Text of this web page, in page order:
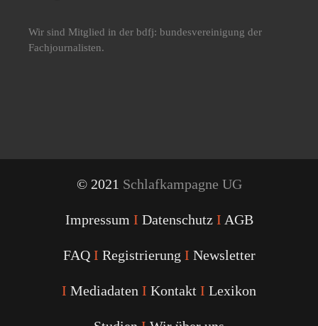
Wir sind Mitglied in der bdfj: bundesvereinigung der
Fachjournalisten.
© 2021 Schlafkampagne UG
Impressum I Datenschutz I AGB
FAQ I Registrierung I Newsletter
I Mediadaten I Kontakt I Lexikon